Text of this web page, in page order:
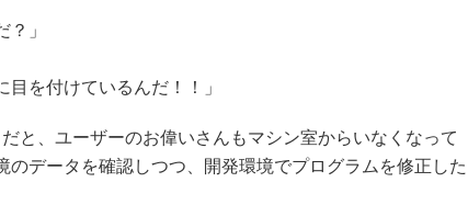
」
を付けているんだ！！」
と、ユーザーのお偉いさんもマシン室からいなくなって
のデータを確認しつつ、開発環境でプログラムを修正した